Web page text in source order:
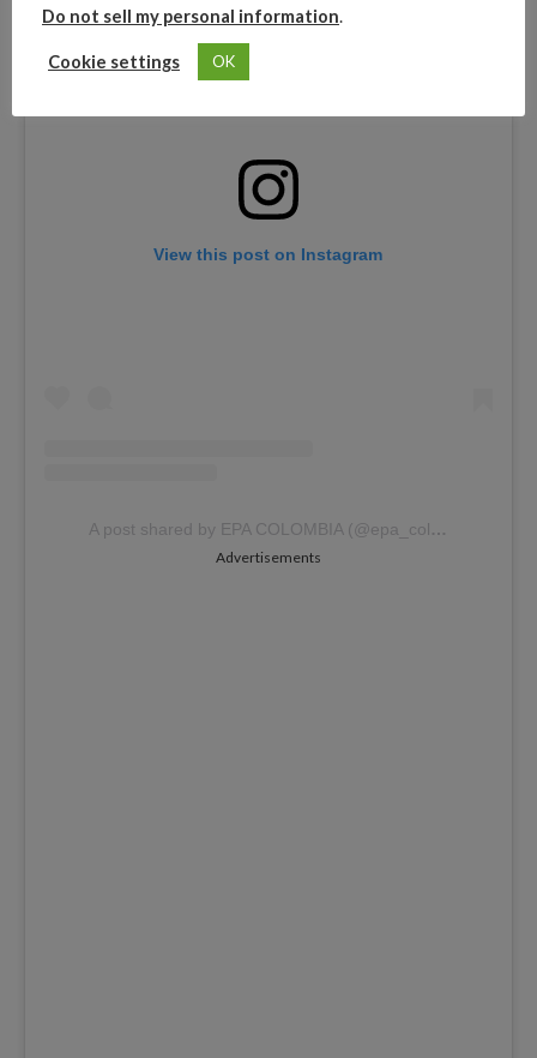
View this post on Instagram
A post shared by EPA COLOMBIA (@epa_colombia)
Advertisements
Do not sell my personal information.
Cookie settings OK